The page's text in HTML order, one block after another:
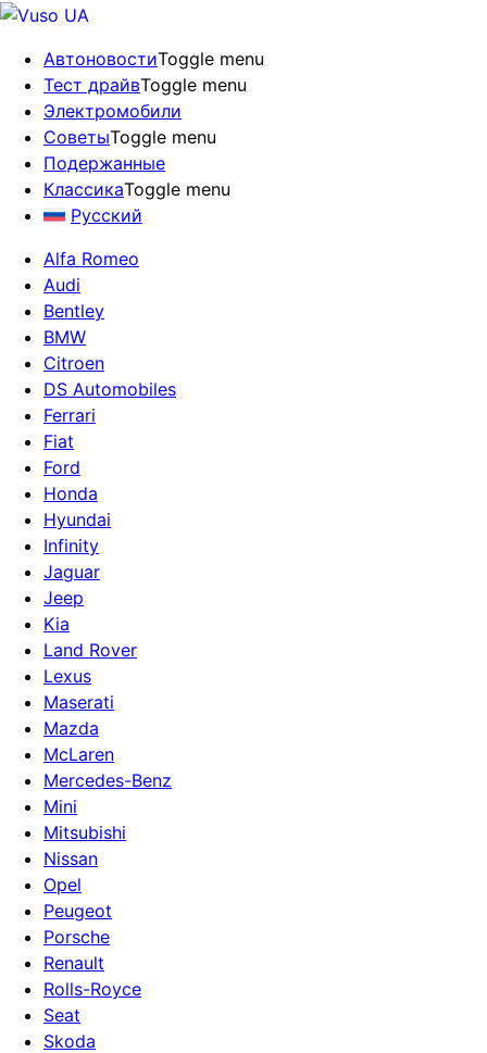
АвтоновостиToggle menu
Тест драйвToggle menu
Электромобили
СоветыToggle menu
Подержанные
КлассикаToggle menu
Русский
Alfa Romeo
Audi
Bentley
BMW
Citroen
DS Automobiles
Ferrari
Fiat
Ford
Honda
Hyundai
Infinity
Jaguar
Jeep
Kia
Land Rover
Lexus
Maserati
Mazda
McLaren
Mercedes-Benz
Mini
Mitsubishi
Nissan
Opel
Peugeot
Porsche
Renault
Rolls-Royce
Seat
Skoda